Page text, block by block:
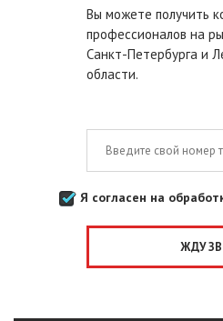
Вы можете получить
профессионалов на
Санкт-Петербурга и
области.
Я согласен на